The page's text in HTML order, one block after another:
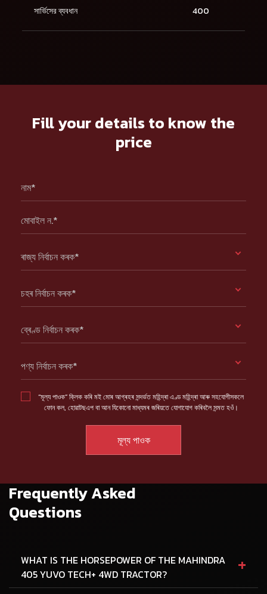
সার্ভিসের ব্যবধান 400
Fill your details to know the
price
নাম*
মোবাইল ন.*
ৰাজ্য নিৰ্বাচন কৰক*
চহৰ নিৰ্বাচন কৰক*
ব্ৰেণ্ড নিৰ্বাচন কৰক*
পণ্য নিৰ্বাচন কৰক*
“মূল্য পাওক” ক্লিক কৰি মই মোৰ আগ্ৰহৰ সন্দৰ্ভত মহিন্দ্ৰা এণ্ড মহিন্দ্ৰা আৰু সহযোগীসকলে
ফোন কল, হোৱাটছএপ বা আন যিকোনো মাধ্যমৰ জৰিয়তে যোগাযোগ কৰিবলৈ সন্মত হওঁ।
Frequently Asked
Questions
WHAT IS THE HORSEPOWER OF THE MAHINDRA
405 YUVO TECH+ 4WD TRACTOR?
+